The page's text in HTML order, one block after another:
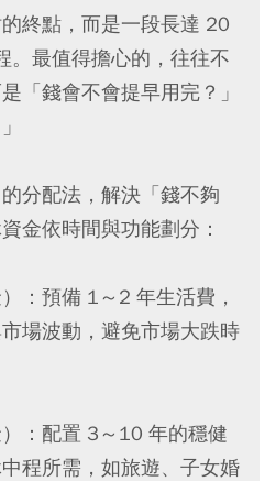
終點，而是一段長達 20
。最值得擔心的，往往不
「錢會不會提早用完？」
分配法，解決「錢不夠
金依時間與功能劃分：
：預備 1～2 年生活費，
場波動，避免市場大跌時
：配置 3～10 年的穩健
程所需，如旅遊、子女婚